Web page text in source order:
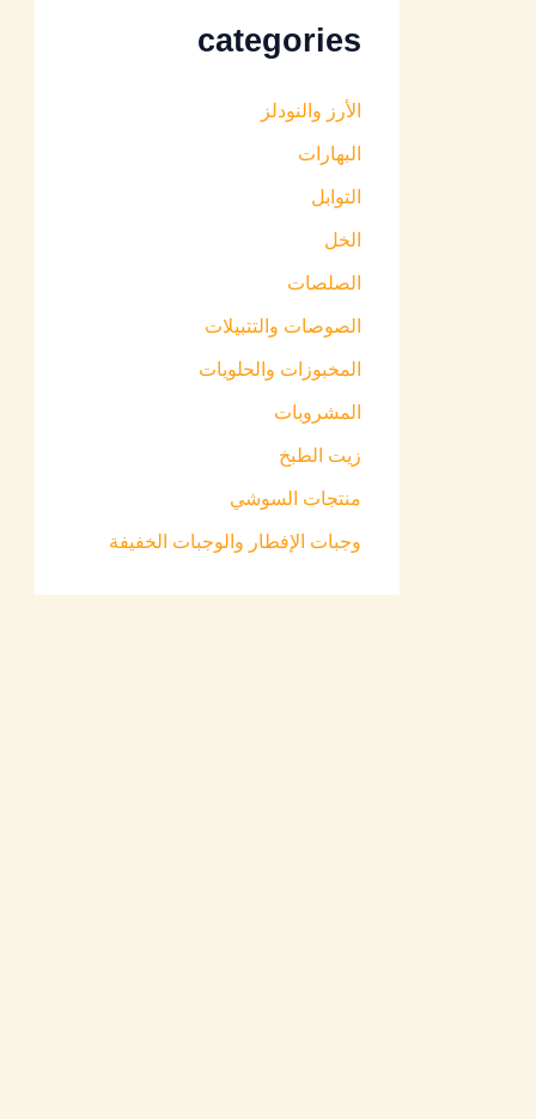
categories
الأرز والنودلز
البهارات
التوابل
الخل
الصلصات
الصوصات والتتبيلات
المخبوزات والحلويات
المشروبات
زيت الطبخ
منتجات السوشي
وجبات الإفطار والوجبات الخفيفة